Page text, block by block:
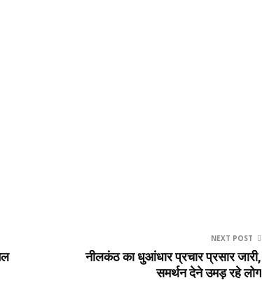
NEXT POST
नीलकंठ का धुआंधार प्रचार प्रसार जारी,
समर्थन देने उमड़ रहे लोग